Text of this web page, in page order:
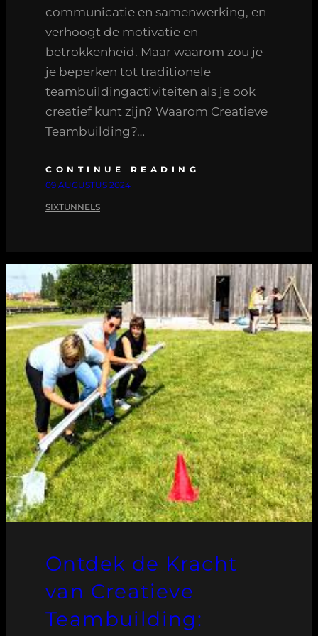
communicatie en samenwerking, en
verhoogt de motivatie en
betrokkenheid. Maar waarom zou je
je beperken tot traditionele
teambuildingactiviteiten als je ook
creatief kunt zijn? Waarom Creatieve
Teambuilding?…
CONTINUE READING
09 AUGUSTUS 2024
SIXTUNNELS
Ontdek de Kracht
van Creatieve
Teambuilding: